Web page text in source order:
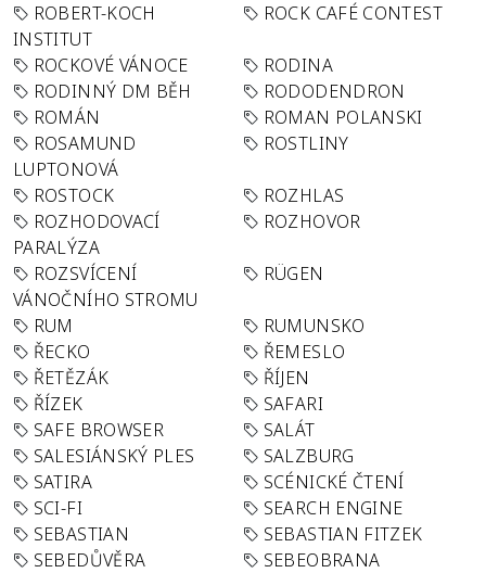
ROBERT-KOCH
INSTITUT
ROCK CAFÉ CONTEST
ROCKOVÉ VÁNOCE
RODINA
RODINNÝ DM BĚH
RODODENDRON
ROMÁN
ROMAN POLANSKI
ROSAMUND
LUPTONOVÁ
ROSTLINY
ROSTOCK
ROZHLAS
ROZHODOVACÍ
PARALÝZA
ROZHOVOR
ROZSVÍCENÍ
VÁNOČNÍHO STROMU
RÜGEN
RUM
RUMUNSKO
ŘECKO
ŘEMESLO
ŘETĚZÁK
ŘÍJEN
ŘÍZEK
SAFARI
SAFE BROWSER
SALÁT
SALESIÁNSKÝ PLES
SALZBURG
SATIRA
SCÉNICKÉ ČTENÍ
SCI-FI
SEARCH ENGINE
SEBASTIAN
SEBASTIAN FITZEK
SEBEDŮVĚRA
SEBEOBRANA